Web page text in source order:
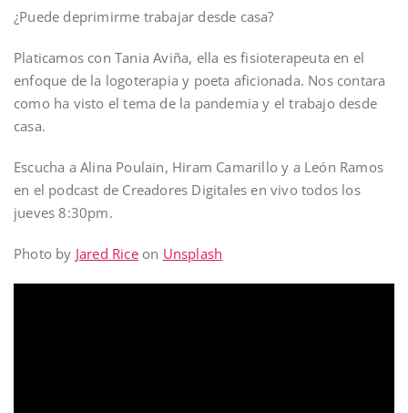
¿Puede deprimirme trabajar desde casa?
Platicamos con Tania Aviña, ella es fisioterapeuta en el
enfoque de la logoterapia y poeta aficionada. Nos contara
como ha visto el tema de la pandemia y el trabajo desde
casa.
Escucha a Alina Poulain, Hiram Camarillo y a León Ramos
en el podcast de Creadores Digitales en vivo todos los
jueves 8:30pm.
Photo by Jared Riceon Unsplash